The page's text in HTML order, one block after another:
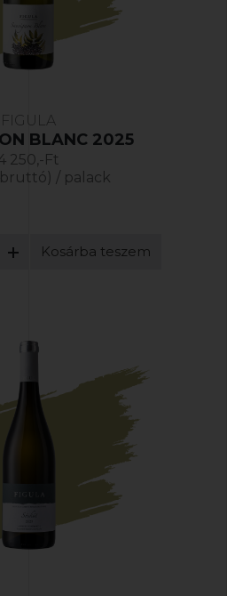
FIGULA
BLANC 2025
250,-Ft
/ palack
Kosárba teszem